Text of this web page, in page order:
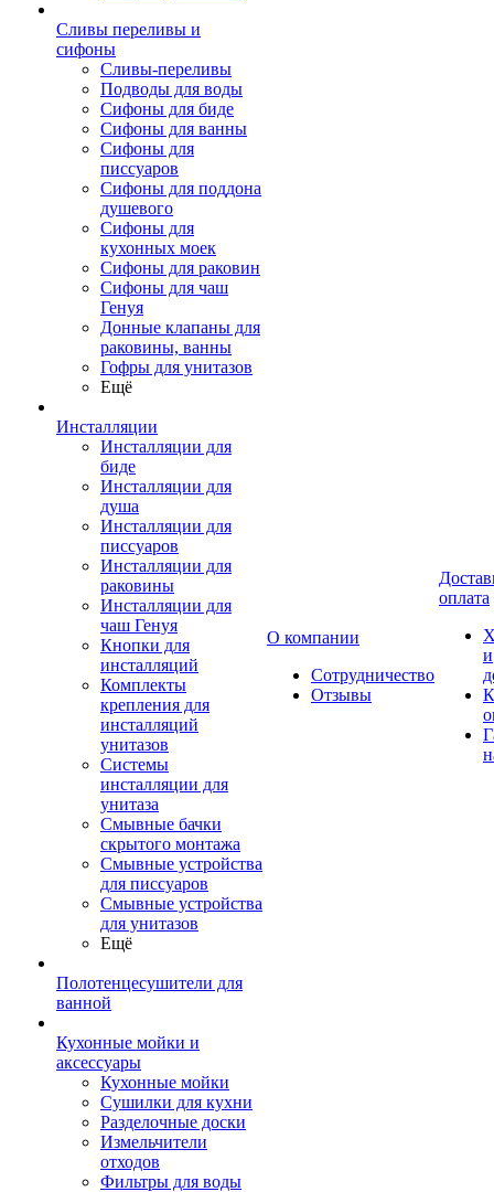
Сливы переливы и
сифоны
Сливы-переливы
Подводы для воды
Сифоны для биде
Сифоны для ванны
Сифоны для
писсуаров
Сифоны для поддона
душевого
Сифоны для
кухонных моек
Сифоны для раковин
Сифоны для чаш
Генуя
Донные клапаны для
раковины, ванны
Гофры для унитазов
Ещё
Инсталляции
Инсталляции для
биде
Инсталляции для
душа
Инсталляции для
писсуаров
Инсталляции для
раковины
Инсталляции для
чаш Генуя
Кнопки для
инсталляций
Комплекты
крепления для
инсталляций
унитазов
Системы
инсталляции для
унитаза
Смывные бачки
скрытого монтажа
Смывные устройства
для писсуаров
Смывные устройства
для унитазов
Ещё
Полотенцесушители для
ванной
Кухонные мойки и
аксессуары
Кухонные мойки
Сушилки для кухни
Разделочные доски
Измельчители
отходов
Фильтры для воды
О компании
Сотрудничество
Отзывы
оплата
и